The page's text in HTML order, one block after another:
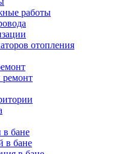
работы
отопления
ремонт
в бане
в бане